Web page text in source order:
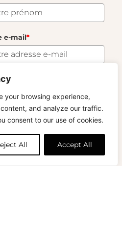
your browsing experience,
and analyze our traffic.
consent to our use of cookies.
All Accept All
– © La Soufflerie.
designs et tous les contenus sont
et le droit des marques.
contractuelles.
e-mail*
rester informé ? Inscrivez-vous